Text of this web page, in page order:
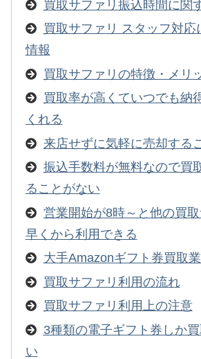
買取サファリ振込時間に関
買取サファリ スタッフ対応
情報
買取サファリの特徴・メリ
買取率が高くていつでも納
くれる
来店せずに気軽に売却する
振込手数料が無料なので買
ることがない
営業開始が8時～と他の買
早くから利用できる
大手Amazonギフト券買取
買取サファリ利用の流れ
買取サファリ利用上の注意
3種類の電子ギフト券しか
い